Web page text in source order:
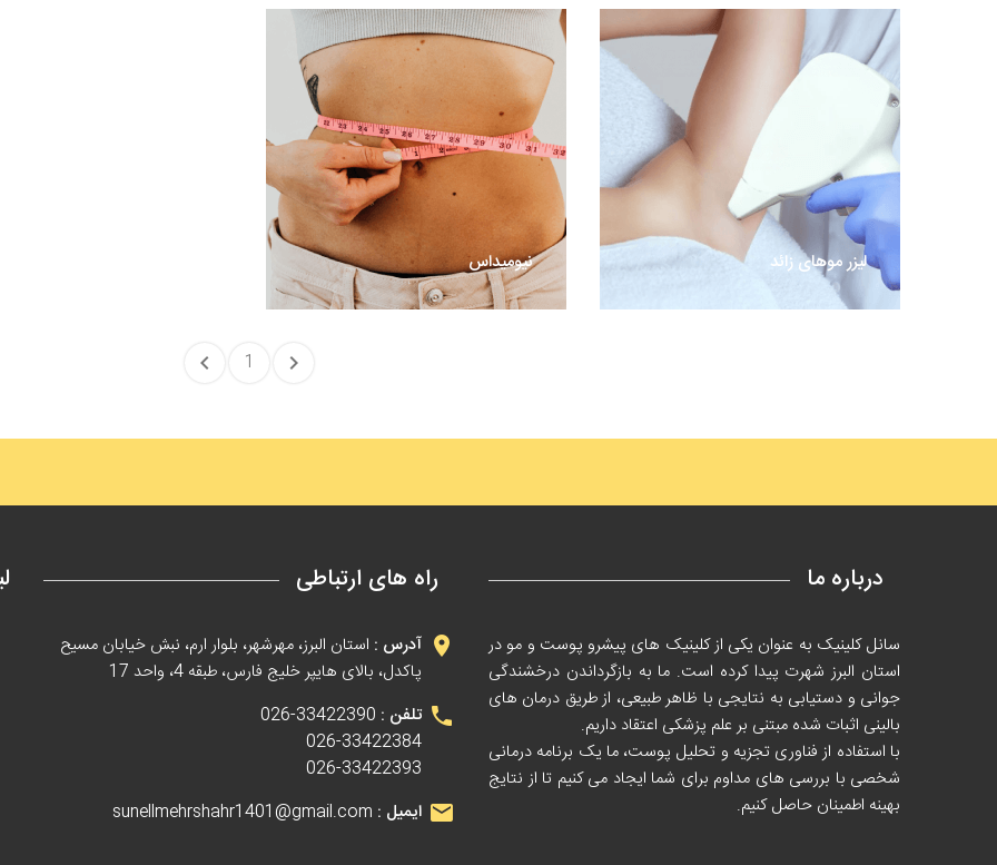
لیزر موهای زائد نیومیداس
1
درباره ما
سانل کلینیک به عنوان یکی از کلینیک ‌های پیشرو پوست و مو در
استان البرز شهرت پیدا کرده است. ما به بازگرداندن درخشندگی
جوانی و دستیابی به نتایجی با ظاهر طبیعی، از طریق درمان های
بالینی اثبات شده مبتنی بر علم پزشکی اعتقاد داریم.
با استفاده از فناوری تجزیه و تحلیل پوست، ما یک برنامه درمانی
شخصی با بررسی های مداوم برای شما ایجاد می کنیم تا از نتایج
بهینه اطمینان حاصل کنیم.
راه های ارتباطی
آدرس : استان البرز، مهرشهر، بلوار ارم، نبش خیابان مسیح
پاکدل، بالای هایپر خلیج فارس، طبقه 4، واحد 17
تلفن : 33422390-026
026-33422384
026-33422393
ایمیل : sunellmehrshahr1401@gmail.com